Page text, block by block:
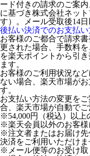
ード付きの請求のご案
に基づき株式会社ネッ
す）。メール受取後14
後払い決済でのお支払
お客様のご都合で請求
更された場合、手数料
を楽天ポイントから引
ます。
お客様のご利用状況な
ない場合、楽天市場が
す。
お支払い方法の変更を
合、楽天市場が自動でご
※54,000円（税込）以上
※楽天会員以外のお客様
※注文者またはお届け
決済をご利用いただけま
※メール便等のお受け